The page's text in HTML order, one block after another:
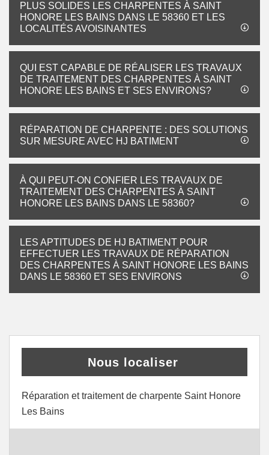
PLUS SOLIDES LES CHARPENTES À SAINT
HONORE LES BAINS DANS LE 58360 ET LES
LOCALITÉS AVOISINANTES
QUI EST CAPABLE DE RÉALISER LES TRAVAUX
DE TRAITEMENT DES CHARPENTES À SAINT
HONORE LES BAINS ET SES ENVIRONS?
RÉPARATION DE CHARPENTE : DES SOLUTIONS
SUR MESURE AVEC HJ BATIMENT
À QUI PEUT-ON CONFIER LES TRAVAUX DE
TRAITEMENT DES CHARPENTES À SAINT
HONORE LES BAINS DANS LE 58360?
LES APTITUDES DE HJ BATIMENT POUR
EFFECTUER LES TRAVAUX DE RÉPARATION
DES CHARPENTES À SAINT HONORE LES BAINS
DANS LE 58360 ET SES ENVIRONS
Nous localiser
Réparation et traitement de charpente Saint Honore
Les Bains